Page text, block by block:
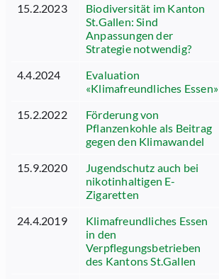
15.2.2023
Biodiversität im Kanton
St.Gallen: Sind
Anpassungen der
Strategie notwendig?
4.4.2024
Evaluation
«Klimafreundliches Essen»
15.2.2022
Förderung von
Pflanzenkohle als Beitrag
gegen den Klimawandel
15.9.2020
Jugendschutz auch bei
nikotinhaltigen E-
Zigaretten
24.4.2019
Klimafreundliches Essen
in den
Verpflegungsbetrieben
des Kantons St.Gallen